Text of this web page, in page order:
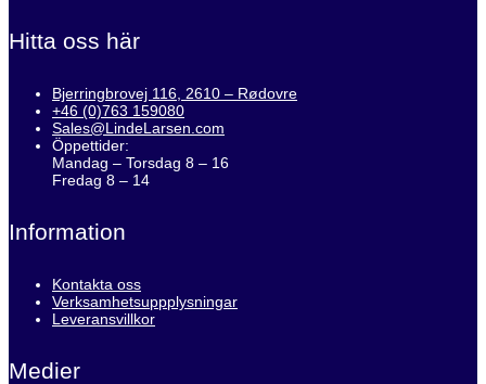
Hitta oss här
Bjerringbrovej 116, 2610 – Rødovre
+46 (0)763 159080
Sales@LindeLarsen.com
Öppettider:
Mandag – Torsdag 8 – 16
Fredag 8 – 14
Information
Kontakta oss
Verksamhetsuppplysningar
Leveransvillkor
Medier